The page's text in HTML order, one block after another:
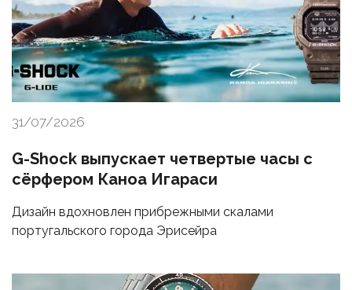
31/07/2026
G-Shock выпускает четвертые часы с
сёрфером Каноа Игараси
Дизайн вдохновлен прибрежными скалами
португальского города Эрисейра